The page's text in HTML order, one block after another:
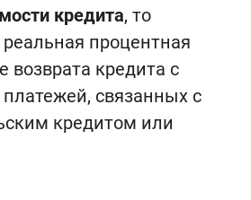
кредита, то
процентная
возврата кредита с
платежей, связанных с
кредитом или